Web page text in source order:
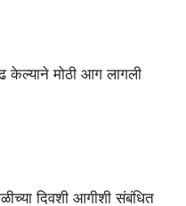
केल्याने मोठी आग लागली
दिवशी आगीशी संबंधित